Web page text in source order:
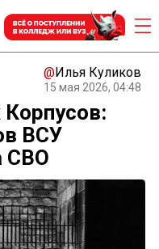
@Илья Куликов
15 мая 2026, 04:48
Корпусов:
ВСУ
СВО